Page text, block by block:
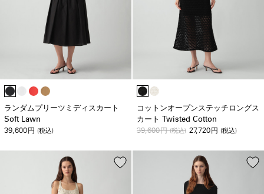
ランダムプリーツミディスカート
Soft Lawn
39,600 円 (税込)
コットンオープンステッチロングス
カート Twisted Cotton
39,600円(税込) 27,720 円 (税込)